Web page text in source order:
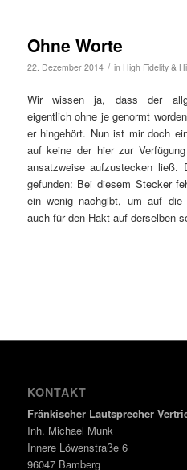
Ohne Worte
22. Dezember 2014 / in High Fidelity &
Wir wissen ja, dass der
eigentlich ohne je genormt
er hingehört. Nun ist mir doch
auf keine der hier zur
ansatzweise aufzustecken ließ.
gefunden: Bei diesem Stecker
ein wenig nachgibt, um auf
auch für den Hakt auf derselben
KONTAKT
Fränkischer Lautsprecher
Inh. Michael Munk
Innere Löwenstraße 6
96047 Bamberg